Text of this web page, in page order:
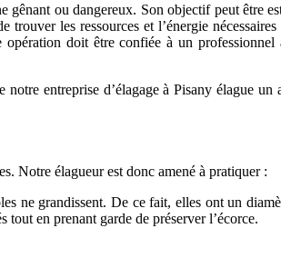
gênant ou dangereux. Son objectif peut être
les ressources et l’énergie
doit être confiée à un professionnel
entreprise d’élagage à Pisany élague un
Notre élagueur est donc amené à pratiquer :
ne grandissent. De ce fait, elles ont un
en prenant garde de préserver l’écorce.